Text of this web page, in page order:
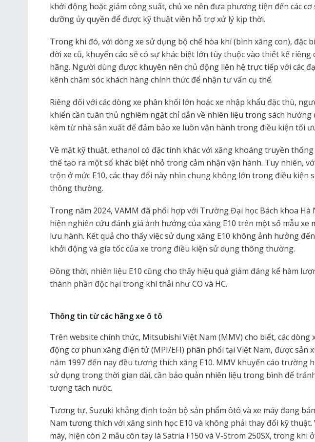
khởi động hoặc giảm công suất, chủ xe nên đưa phương tiện đến các cơ
dưỡng ủy quyền để được kỹ thuật viên hỗ trợ xử lý kịp thời.
Trong khi đó, với dòng xe sử dụng bộ chế hòa khí (bình xăng con), đặc
đời xe cũ, khuyến cáo sẽ có sự khác biệt lớn tùy thuộc vào thiết kế riêng
hãng. Người dùng được khuyên nên chủ động liên hệ trực tiếp với các
kênh chăm sóc khách hàng chính thức để nhận tư vấn cụ thể.
Riêng đối với các dòng xe phân khối lớn hoặc xe nhập khẩu đặc thù,
khiển cần tuân thủ nghiêm ngặt chỉ dẫn về nhiên liệu trong sách hướng
kèm từ nhà sản xuất để đảm bảo xe luôn vận hành trong điều kiện tối
Về mặt kỹ thuật, ethanol có đặc tính khác với xăng khoáng truyền thống
thể tạo ra một số khác biệt nhỏ trong cảm nhận vận hành. Tuy nhiên,
trộn ở mức E10, các thay đổi này nhìn chung không lớn trong điều kiện
thông thường.
Trong năm 2024, VAMM đã phối hợp với Trường Đại học Bách khoa Hà
hiện nghiên cứu đánh giá ảnh hưởng của xăng E10 trên một số mẫu xe
lưu hành. Kết quả cho thấy việc sử dụng xăng E10 không ảnh hưởng
khởi động và gia tốc của xe trong điều kiện sử dụng thông thường.
Đồng thời, nhiên liệu E10 cũng cho thấy hiệu quả giảm đáng kể hàm
thành phần độc hại trong khí thải như CO và HC.
Thông tin từ các hãng xe ô tô
Trên website chính thức, Mitsubishi Việt Nam (MMV) cho biết, các dòng
động cơ phun xăng điện tử (MPI/EFI) phân phối tại Việt Nam, được sản
năm 1997 đến nay đều tương thích xăng E10. MMV khuyến cáo trường
sử dụng trong thời gian dài, cần bảo quản nhiên liệu trong bình để
tượng tách nước.
Tương tự, Suzuki khẳng định toàn bộ sản phẩm ôtô và xe máy đang
Nam tương thích với xăng sinh học E10 và không phải thay đổi kỹ thuật.
máy, hiện còn 2 mẫu côn tay là Satria F150 và V-Strom 250SX, trong khi